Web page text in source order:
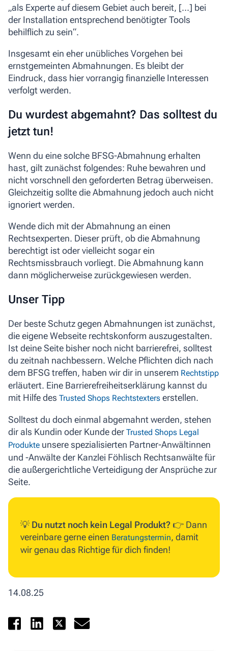
„als Experte auf diesem Gebiet auch bereit, […] bei
der Installation entsprechend benötigter Tools
behilflich zu sein“.
Insgesamt ein eher unübliches Vorgehen bei
ernstgemeinten Abmahnungen. Es bleibt der
Eindruck, dass hier vorrangig finanzielle Interessen
verfolgt werden.
Du wurdest abgemahnt? Das solltest du
jetzt tun!
Wenn du eine solche BFSG-Abmahnung erhalten
hast, gilt zunächst folgendes: Ruhe bewahren und
nicht vorschnell den geforderten Betrag überweisen.
Gleichzeitig sollte die Abmahnung jedoch auch nicht
ignoriert werden.
Wende dich mit der Abmahnung an einen
Rechtsexperten. Dieser prüft, ob die Abmahnung
berechtigt ist oder vielleicht sogar ein
Rechtsmissbrauch vorliegt. Die Abmahnung kann
dann möglicherweise zurückgewiesen werden.
Unser Tipp
Der beste Schutz gegen Abmahnungen ist zunächst,
die eigene Webseite rechtskonform auszugestalten.
Ist deine Seite bisher noch nicht barrierefrei, solltest
du zeitnah nachbessern. Welche Pflichten dich nach
dem BFSG treffen, haben wir dir in unserem Rechtstipp
erläutert. Eine Barrierefreiheitserklärung kannst du
mit Hilfe des Trusted Shops Rechtstexters erstellen.
Solltest du doch einmal abgemahnt werden, stehen
dir als Kundin oder Kunde der Trusted Shops Legal
Produkte unsere spezialisierten Partner-Anwältinnen
und -Anwälte der Kanzlei Föhlisch Rechtsanwälte für
die außergerichtliche Verteidigung der Ansprüche zur
Seite.
💡 Du nutzt noch kein Legal Produkt? 👉 Dann
vereinbare gerne einen Beratungstermin, damit
wir genau das Richtige für dich finden!
14.08.25